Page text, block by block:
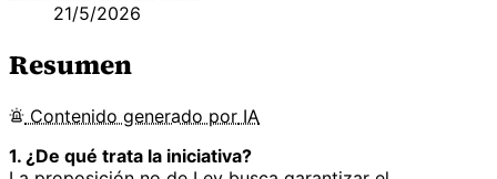
21/5/2026
Resumen
Contenido generado por IA
1. ¿De qué trata la iniciativa?